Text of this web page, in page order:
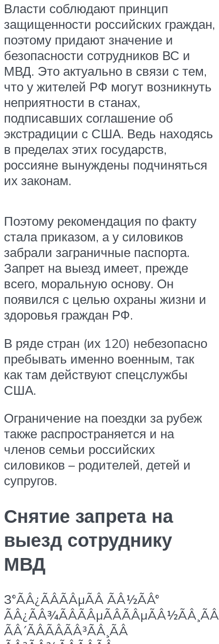
Власти соблюдают принцип
защищенности российских граждан,
поэтому придают значение и
безопасности сотрудников ВС и
МВД. Это актуально в связи с тем,
что у жителей РФ могут возникнуть
неприятности в станах,
подписавших соглашение об
экстрадиции с США. Ведь находясь
в пределах этих государств,
россияне вынуждены подчиняться
их законам.
Поэтому рекомендация по факту
стала приказом, а у силовиков
забрали заграничные паспорта.
Запрет на выезд имеет, прежде
всего, моральную основу. Он
появился с целью охраны жизни и
здоровья граждан РФ.
В ряде стран (их 120) небезопасно
пребывать именно военным, так
как там действуют спецслужбы
США.
Ограничение на поездки за рубеж
также распространяется и на
членов семьи российских
силовиков – родителей, детей и
супругов.
Снятие запрета на
выезд сотруднику
МВД
З°ÃÂ¿ÃÂÃÂµÃÂ ÃÂ½ÃÂ°
ÃÂ´ÃÂÃÂÃÂ³ÃÂ¸ÃÂ